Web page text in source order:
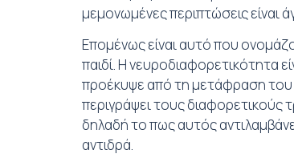
μεμονωμένες περιπτώσεις είναι
Επομένως είναι αυτό που
παιδί. H νευροδιαφορετικότητα
προέκυψε από τη μετάφραση του
περιγράψει τους διαφορετικούς
δηλαδή το πως αυτός
αντιδρά.